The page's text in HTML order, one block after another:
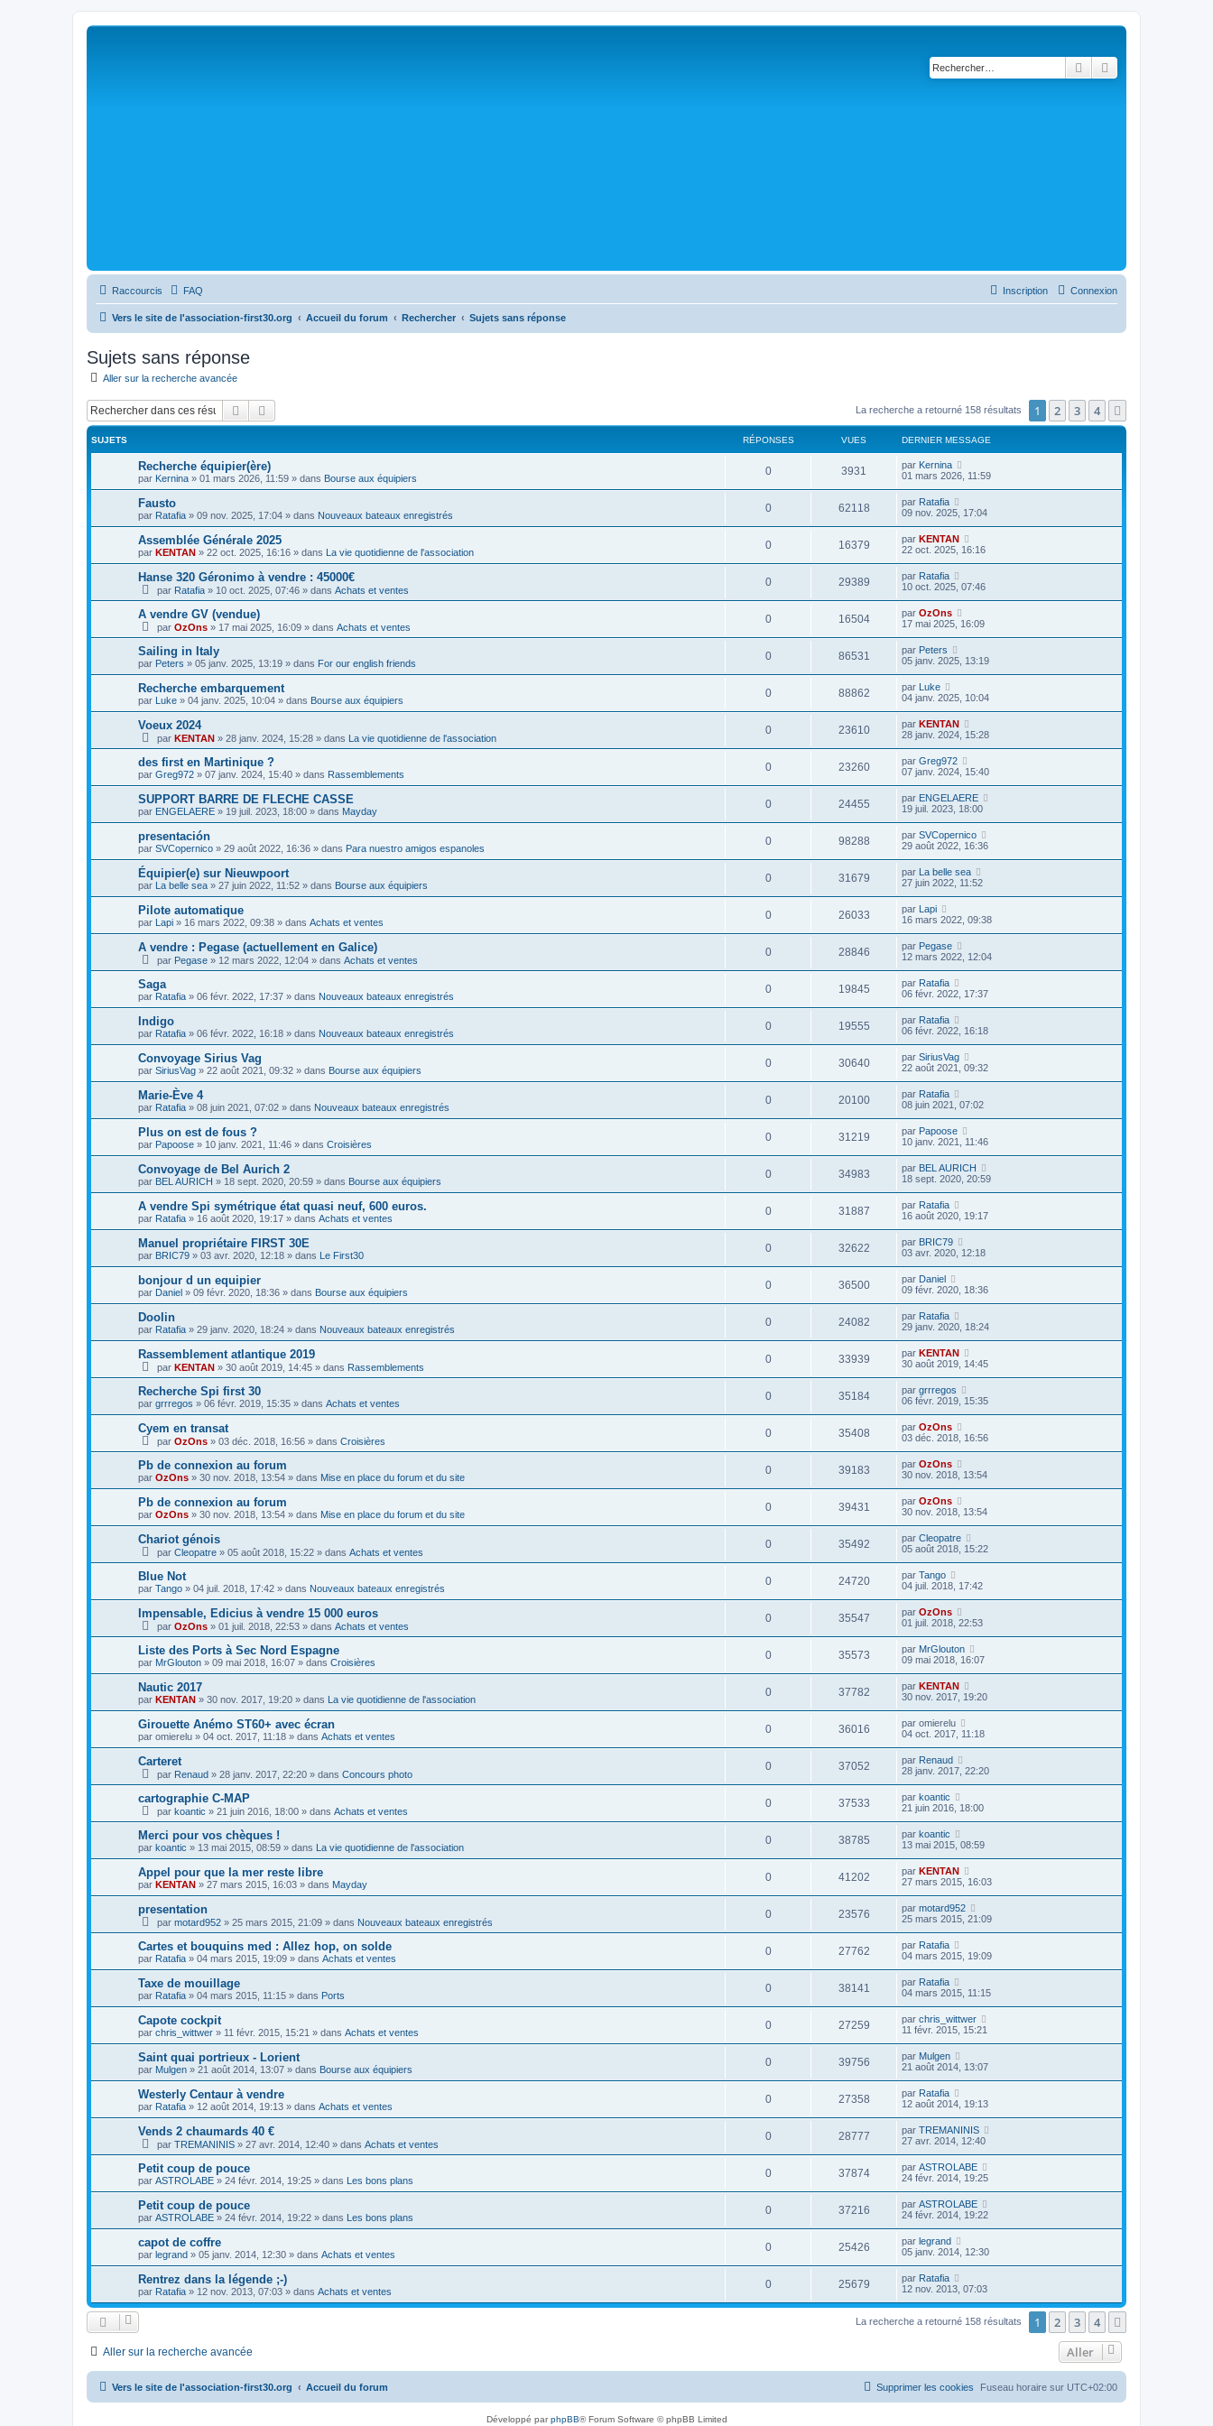
Rechercher
Raccourcis FAQ Connexion
Inscription
Vers le site de l'association-first30.org Accueil du forum Rechercher Sujets sans réponse
Sujets sans réponse
Aller sur la recherche avancée
Rechercher La recherche a retourné 158 résultats 1 2 3 4
SUJETS RÉPONSES VUES DERNIER MESSAGE
Recherche équipier(ère)
par Kernina » 01 mars 2026, 11:59 » dans Bourse aux équipiers
0 3931 par Kernina
01 mars 2026, 11:59
Fausto
par Ratafia » 09 nov. 2025, 17:04 » dans Nouveaux bateaux enregistrés
0 62118 par Ratafia
09 nov. 2025, 17:04
Assemblée Générale 2025
par KENTAN » 22 oct. 2025, 16:16 » dans La vie quotidienne de l'association
0 16379 par KENTAN
22 oct. 2025, 16:16
Hanse 320 Géronimo à vendre : 45000€
par Ratafia » 10 oct. 2025, 07:46 » dans Achats et ventes
0 29389 par Ratafia
10 oct. 2025, 07:46
A vendre GV (vendue)
par OzOns » 17 mai 2025, 16:09 » dans Achats et ventes
0 16504 par OzOns
17 mai 2025, 16:09
Sailing in Italy
par Peters » 05 janv. 2025, 13:19 » dans For our english friends
0 86531 par Peters
05 janv. 2025, 13:19
Recherche embarquement
par Luke » 04 janv. 2025, 10:04 » dans Bourse aux équipiers
0 88862 par Luke
04 janv. 2025, 10:04
Voeux 2024
par KENTAN » 28 janv. 2024, 15:28 » dans La vie quotidienne de l'association
0 23610 par KENTAN
28 janv. 2024, 15:28
des first en Martinique ?
par Greg972 » 07 janv. 2024, 15:40 » dans Rassemblements
0 23260 par Greg972
07 janv. 2024, 15:40
SUPPORT BARRE DE FLECHE CASSE
par ENGELAERE » 19 juil. 2023, 18:00 » dans Mayday
0 24455 par ENGELAERE
19 juil. 2023, 18:00
presentación
par SVCopernico » 29 août 2022, 16:36 » dans Para nuestro amigos espanoles
0 98288 par SVCopernico
29 août 2022, 16:36
Équipier(e) sur Nieuwpoort
par La belle sea » 27 juin 2022, 11:52 » dans Bourse aux équipiers
0 31679 par La belle sea
27 juin 2022, 11:52
Pilote automatique
par Lapi » 16 mars 2022, 09:38 » dans Achats et ventes
0 26033 par Lapi
16 mars 2022, 09:38
A vendre : Pegase (actuellement en Galice)
par Pegase » 12 mars 2022, 12:04 » dans Achats et ventes
0 28846 par Pegase
12 mars 2022, 12:04
Saga
par Ratafia » 06 févr. 2022, 17:37 » dans Nouveaux bateaux enregistrés
0 19845 par Ratafia
06 févr. 2022, 17:37
Indigo
par Ratafia » 06 févr. 2022, 16:18 » dans Nouveaux bateaux enregistrés
0 19555 par Ratafia
06 févr. 2022, 16:18
Convoyage Sirius Vag
par SiriusVag » 22 août 2021, 09:32 » dans Bourse aux équipiers
0 30640 par SiriusVag
22 août 2021, 09:32
Marie-Ève 4
par Ratafia » 08 juin 2021, 07:02 » dans Nouveaux bateaux enregistrés
0 20100 par Ratafia
08 juin 2021, 07:02
Plus on est de fous ?
par Papoose » 10 janv. 2021, 11:46 » dans Croisières
0 31219 par Papoose
10 janv. 2021, 11:46
Convoyage de Bel Aurich 2
par BEL AURICH » 18 sept. 2020, 20:59 » dans Bourse aux équipiers
0 34983 par BEL AURICH
18 sept. 2020, 20:59
A vendre Spi symétrique état quasi neuf, 600 euros.
par Ratafia » 16 août 2020, 19:17 » dans Achats et ventes
0 31887 par Ratafia
16 août 2020, 19:17
Manuel propriétaire FIRST 30E
par BRIC79 » 03 avr. 2020, 12:18 » dans Le First30
0 32622 par BRIC79
03 avr. 2020, 12:18
bonjour d un equipier
par Daniel » 09 févr. 2020, 18:36 » dans Bourse aux équipiers
0 36500 par Daniel
09 févr. 2020, 18:36
Doolin
par Ratafia » 29 janv. 2020, 18:24 » dans Nouveaux bateaux enregistrés
0 24082 par Ratafia
29 janv. 2020, 18:24
Rassemblement atlantique 2019
par KENTAN » 30 août 2019, 14:45 » dans Rassemblements
0 33939 par KENTAN
30 août 2019, 14:45
Recherche Spi first 30
par grrregos » 06 févr. 2019, 15:35 » dans Achats et ventes
0 35184 par grrregos
06 févr. 2019, 15:35
Cyem en transat
par OzOns » 03 déc. 2018, 16:56 » dans Croisières
0 35408 par OzOns
03 déc. 2018, 16:56
Pb de connexion au forum
par OzOns » 30 nov. 2018, 13:54 » dans Mise en place du forum et du site
0 39183 par OzOns
30 nov. 2018, 13:54
Pb de connexion au forum
par OzOns » 30 nov. 2018, 13:54 » dans Mise en place du forum et du site
0 39431 par OzOns
30 nov. 2018, 13:54
Chariot génois
par Cleopatre » 05 août 2018, 15:22 » dans Achats et ventes
0 35492 par Cleopatre
05 août 2018, 15:22
Blue Not
par Tango » 04 juil. 2018, 17:42 » dans Nouveaux bateaux enregistrés
0 24720 par Tango
04 juil. 2018, 17:42
Impensable, Edicius à vendre 15 000 euros
par OzOns » 01 juil. 2018, 22:53 » dans Achats et ventes
0 35547 par OzOns
01 juil. 2018, 22:53
Liste des Ports à Sec Nord Espagne
par MrGlouton » 09 mai 2018, 16:07 » dans Croisières
0 35573 par MrGlouton
09 mai 2018, 16:07
Nautic 2017
par KENTAN » 30 nov. 2017, 19:20 » dans La vie quotidienne de l'association
0 37782 par KENTAN
30 nov. 2017, 19:20
Girouette Anémo ST60+ avec écran
par omierelu » 04 oct. 2017, 11:18 » dans Achats et ventes
0 36016 par omierelu
04 oct. 2017, 11:18
Carteret
par Renaud » 28 janv. 2017, 22:20 » dans Concours photo
0 37052 par Renaud
28 janv. 2017, 22:20
cartographie C-MAP
par koantic » 21 juin 2016, 18:00 » dans Achats et ventes
0 37533 par koantic
21 juin 2016, 18:00
Merci pour vos chèques !
par koantic » 13 mai 2015, 08:59 » dans La vie quotidienne de l'association
0 38785 par koantic
13 mai 2015, 08:59
Appel pour que la mer reste libre
par KENTAN » 27 mars 2015, 16:03 » dans Mayday
0 41202 par KENTAN
27 mars 2015, 16:03
presentation
par motard952 » 25 mars 2015, 21:09 » dans Nouveaux bateaux enregistrés
0 23576 par motard952
25 mars 2015, 21:09
Cartes et bouquins med : Allez hop, on solde
par Ratafia » 04 mars 2015, 19:09 » dans Achats et ventes
0 27762 par Ratafia
04 mars 2015, 19:09
Taxe de mouillage
par Ratafia » 04 mars 2015, 11:15 » dans Ports
0 38141 par Ratafia
04 mars 2015, 11:15
Capote cockpit
par chris_wittwer » 11 févr. 2015, 15:21 » dans Achats et ventes
0 27259 par chris_wittwer
11 févr. 2015, 15:21
Saint quai portrieux - Lorient
par Mulgen » 21 août 2014, 13:07 » dans Bourse aux équipiers
0 39756 par Mulgen
21 août 2014, 13:07
Westerly Centaur à vendre
par Ratafia » 12 août 2014, 19:13 » dans Achats et ventes
0 27358 par Ratafia
12 août 2014, 19:13
Vends 2 chaumards 40 €
par TREMANINIS » 27 avr. 2014, 12:40 » dans Achats et ventes
0 28777 par TREMANINIS
27 avr. 2014, 12:40
Petit coup de pouce
par ASTROLABE » 24 févr. 2014, 19:25 » dans Les bons plans
0 37874 par ASTROLABE
24 févr. 2014, 19:25
Petit coup de pouce
par ASTROLABE » 24 févr. 2014, 19:22 » dans Les bons plans
0 37216 par ASTROLABE
24 févr. 2014, 19:22
capot de coffre
par legrand » 05 janv. 2014, 12:30 » dans Achats et ventes
0 25426 par legrand
05 janv. 2014, 12:30
Rentrez dans la légende ;-)
par Ratafia » 12 nov. 2013, 07:03 » dans Achats et ventes
0 25679 par Ratafia
12 nov. 2013, 07:03
La recherche a retourné 158 résultats 1 2 3 4
Aller sur la recherche avancée Aller
Vers le site de l'association-first30.org Accueil du forum Fuseau horaire sur UTC+02:00
Supprimer les cookies
Développé parphpBB® Forum Software © phpBB Limited